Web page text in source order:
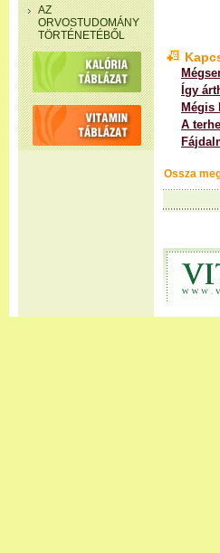
AZ
ORVOSTUDOMÁNY
TÖRTÉNETÉBŐL
Így
Mégis
A
Ossza